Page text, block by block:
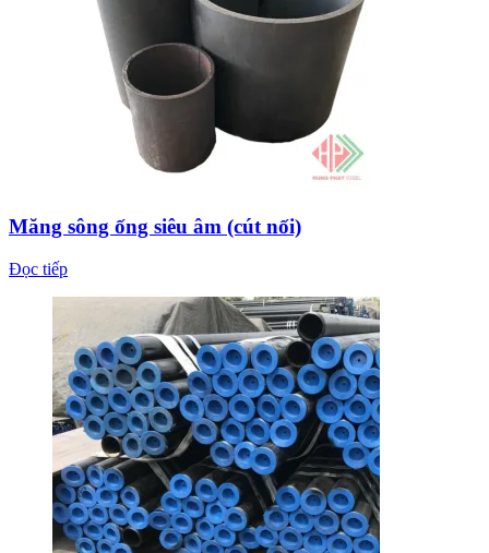
Măng sông ống siêu âm (cút nối)
Đọc tiếp